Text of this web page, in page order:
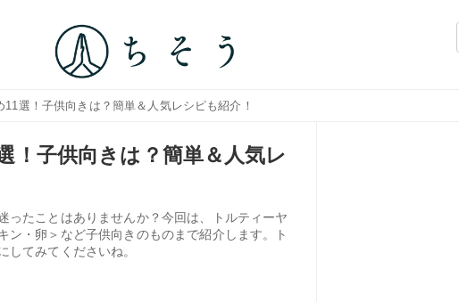
選！子供向きは？簡単＆人気レシピも紹介！
！子供向きは？簡単＆人気レ
ったことはありませんか？今回は、トルティーヤ
・卵＞など子供向きのものまで紹介します。ト
してみてくださいね。